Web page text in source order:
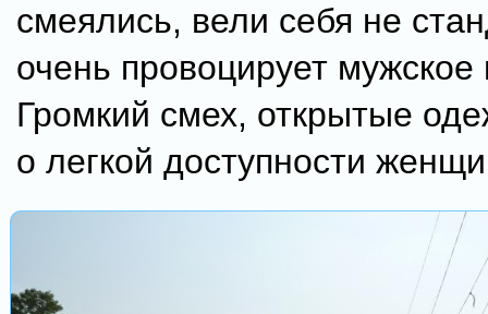
смеялись, вели себя не
очень провоцирует
Громкий смех, открытые
о легкой доступности